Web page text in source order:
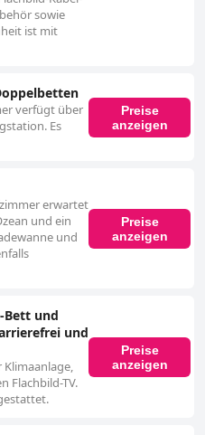
sowie
ist mit
verfügt über
Es
Preise
anzeigen
erwartet
und ein
und
Preise
anzeigen
Bett und
und
Flachbild-TV.
Preise
anzeigen